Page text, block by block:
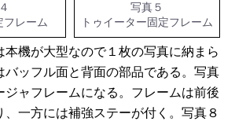
フレーム
写真５
トゥイーター固定フレーム
機が大型なので１枚の写真に納まら
バッフル面と背面の部品である。写真
ジャフレームになる。フレームは前後
、一方には補強ステーが付く。写真８